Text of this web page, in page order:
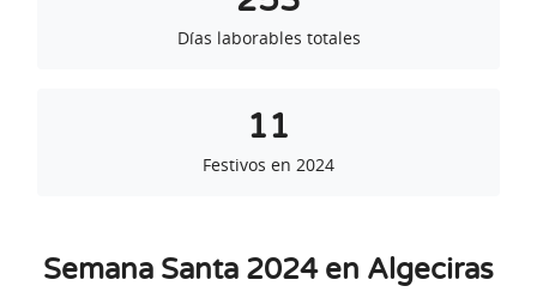
Días laborables totales
11
Festivos en 2024
Semana Santa 2024 en Algeciras